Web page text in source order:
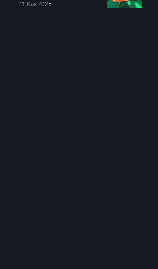
21 Kas 2025